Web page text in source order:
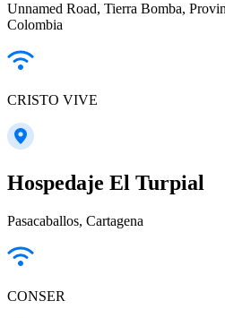
Unnamed Road, Tierra Bomba,
Colombia
CRISTO VIVE
Hospedaje El Turpial
Pasacaballos, Cartagena
CONSER